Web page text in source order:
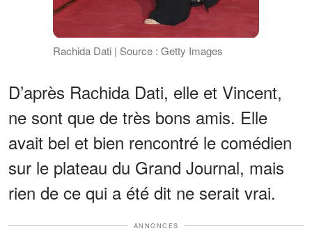
Rachida Dati | Source : Getty Images
D’après Rachida Dati, elle et Vincent,
ne sont que de très bons amis. Elle
avait bel et bien rencontré le comédien
sur le plateau du Grand Journal, mais
rien de ce qui a été dit ne serait vrai.
ANNONCES